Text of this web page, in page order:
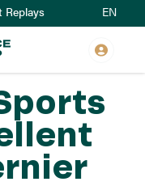
Replays EN